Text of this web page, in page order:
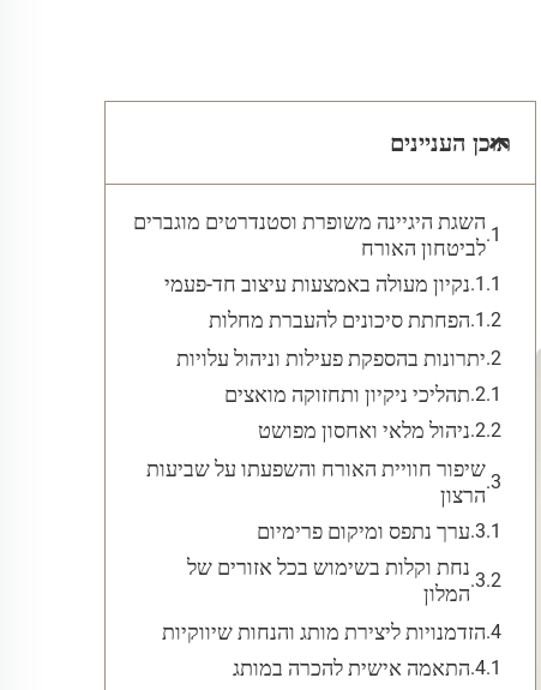
תוכן העניינים
השגת היגיינה משופרת וסטנדרטים מוגברים
לביטחון האורח
נקיון מעולה באמצעות עיצוב חד-פעמי
הפחתת סיכונים להעברת מחלות
יתרונות בהספקת פעילות וניהול עלויות
תהליכי ניקיון ותחזוקה מואצים
ניהול מלאי ואחסון מפושט
שיפור חוויית האורח והשפעתו על שביעות
הרצון
ערך נתפס ומיקום פרימיום
נחת וקלות בשימוש בכל אזורים של
המלון
הזדמנויות ליצירת מותג והנחות שיווקיות
התאמה אישית להכרה במותג